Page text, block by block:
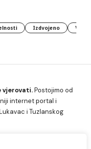
Izdvojeno
vjerovati.Postojimo od
internet portal i
i Tuzlanskog